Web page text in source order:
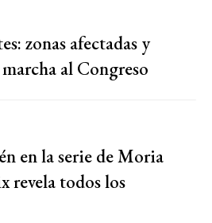
zonas afectadas y
al Congreso
en la serie de Moria
revela todos los